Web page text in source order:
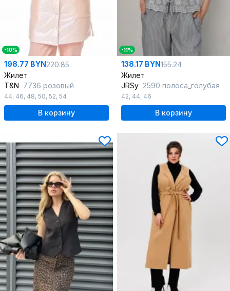
-10%
198.77 BYN220.85
Жилет
T&N 7736 розовый
44, 46, 48, 50, 52, 54
В корзину
-11%
138.17 BYN155.24
Жилет
JRSy 2590 полоса_голубая
42, 44, 46
В корзину